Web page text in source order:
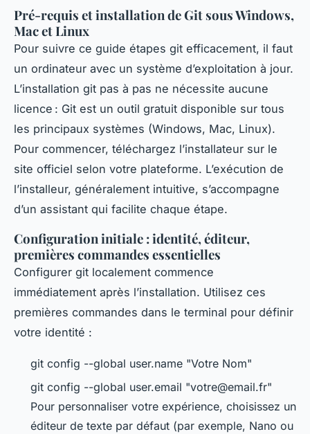
Pré-requis et installation de Git sous Windows,
Mac et Linux
Pour suivre ce guide étapes git efficacement, il faut
un ordinateur avec un système d’exploitation à jour.
L’installation git pas à pas ne nécessite aucune
licence : Git est un outil gratuit disponible sur tous
les principaux systèmes (Windows, Mac, Linux).
Pour commencer, téléchargez l’installateur sur le
site officiel selon votre plateforme. L’exécution de
l’installeur, généralement intuitive, s’accompagne
d’un assistant qui facilite chaque étape.
Configuration initiale : identité, éditeur,
premières commandes essentielles
Configurer git localement commence
immédiatement après l’installation. Utilisez ces
premières commandes dans le terminal pour définir
votre identité :
git config --global user.name "Votre Nom"
git config --global user.email "votre@email.fr"
Pour personnaliser votre expérience, choisissez un
éditeur de texte par défaut (par exemple, Nano ou